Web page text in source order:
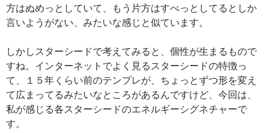
方はぬめっとしていて、もう片方はすべっとしてるとしか
言いようがない、みたいな感じと似ています。
しかしスターシードで考えてみると、個性が生まるもので
すね。インターネットでよく見るスターシードの特徴っ
て、１５年くらい前のテンプレが、ちょっとずつ形を変え
て広まってるみたいなところがあるんですけど、今回は、
私が感じる各スターシードのエネルギーシグネチャーで
す。